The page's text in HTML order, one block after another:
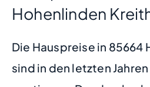
Hohenlinden
Die Hauspreise in 85664
sind in den letzten